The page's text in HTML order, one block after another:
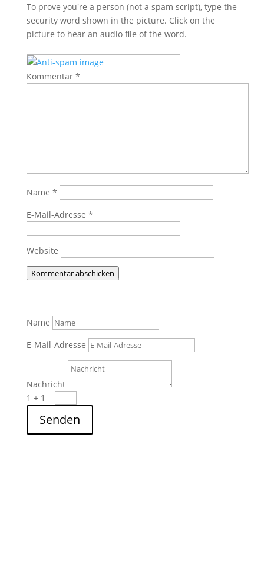
To prove you're a person (not a spam script), type the
security word shown in the picture. Click on the
picture to hear an audio file of the word.
Kommentar *
Name *
E-Mail-Adresse *
Website
Kommentar abschicken
Name
E-Mail-Adresse
Nachricht
1 + 1 =
Senden